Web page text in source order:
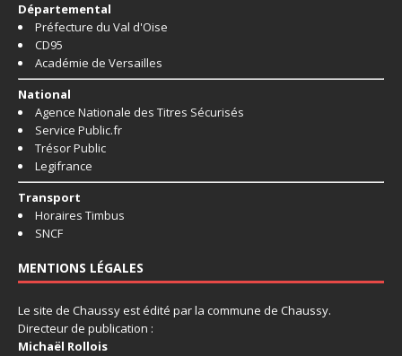
Départemental
Préfecture du Val d'Oise
CD95
Académie de Versailles
National
Agence Nationale des Titres Sécurisés
Service Public.fr
Trésor Public
Legifrance
Transport
Horaires Timbus
SNCF
MENTIONS LÉGALES
Le site de Chaussy est édité par la commune de Chaussy.
Directeur de publication :
Michaël Rollois